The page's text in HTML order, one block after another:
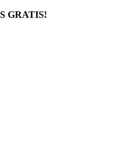
GRATIS!